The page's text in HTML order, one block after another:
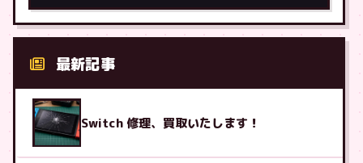
最新記事
Switch 修理、買取いたします！